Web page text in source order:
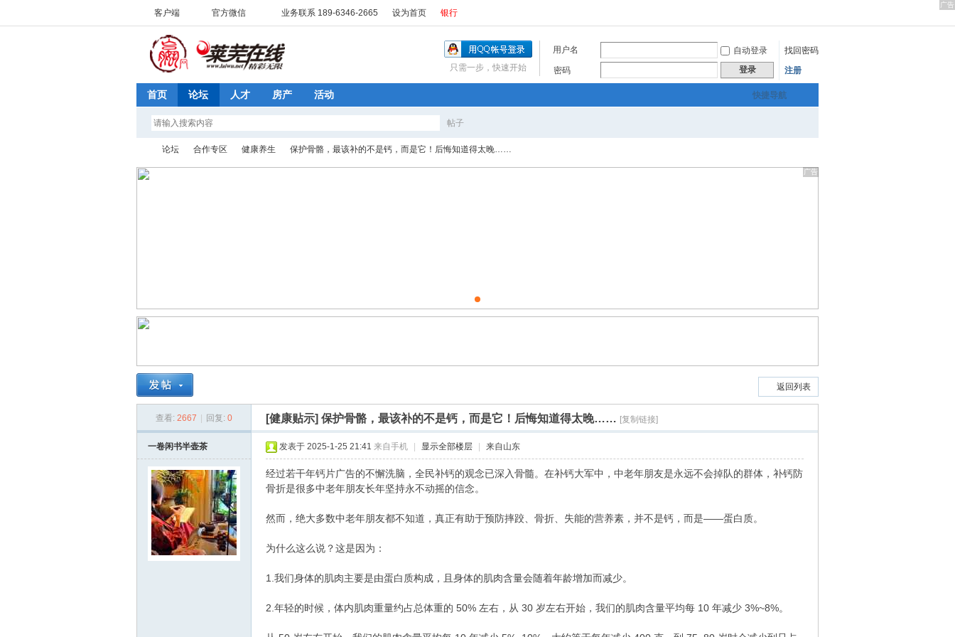
客户端 官方微信 业务联系 189-6346-2665 设为首页 银行
用户名 自动登录
找回密码
密码
登录 注册
只需一步，快速开始
快捷导航
首页 论坛 人才 房产 活动
帖子
论坛 合作专区 健康养生 保护骨骼，最该补的不是钙，而是它！后悔知道得太晚……
返回列表
查看: 2667 回复: 0 [健康贴示] 保护骨骼，最该补的不是钙，而是它！后悔知道得太晚…… [复制链接]
一卷闲书半壶茶 发表于 2025-1-25 21:41 来自手机 显示全部楼层 来自山东
经过若干年钙片广告的不懈洗脑，全民补钙的观念已深入骨髓。在补钙大军中，中老年朋友是永远不会掉队的群体，补钙防
骨折是很多中老年朋友长年坚持永不动摇的信念。
然而，绝大多数中老年朋友都不知道，真正有助于预防摔跤、骨折、失能的营养素，并不是钙，而是——蛋白质。
为什么这么说？这是因为：
1.我们身体的肌肉主要是由蛋白质构成，且身体的肌肉含量会随着年龄增加而减少。
2.年轻的时候，体内肌肉重量约占总体重的 50% 左右，从 30 岁左右开始，我们的肌肉含量平均每 10 年减少 3%~8%。